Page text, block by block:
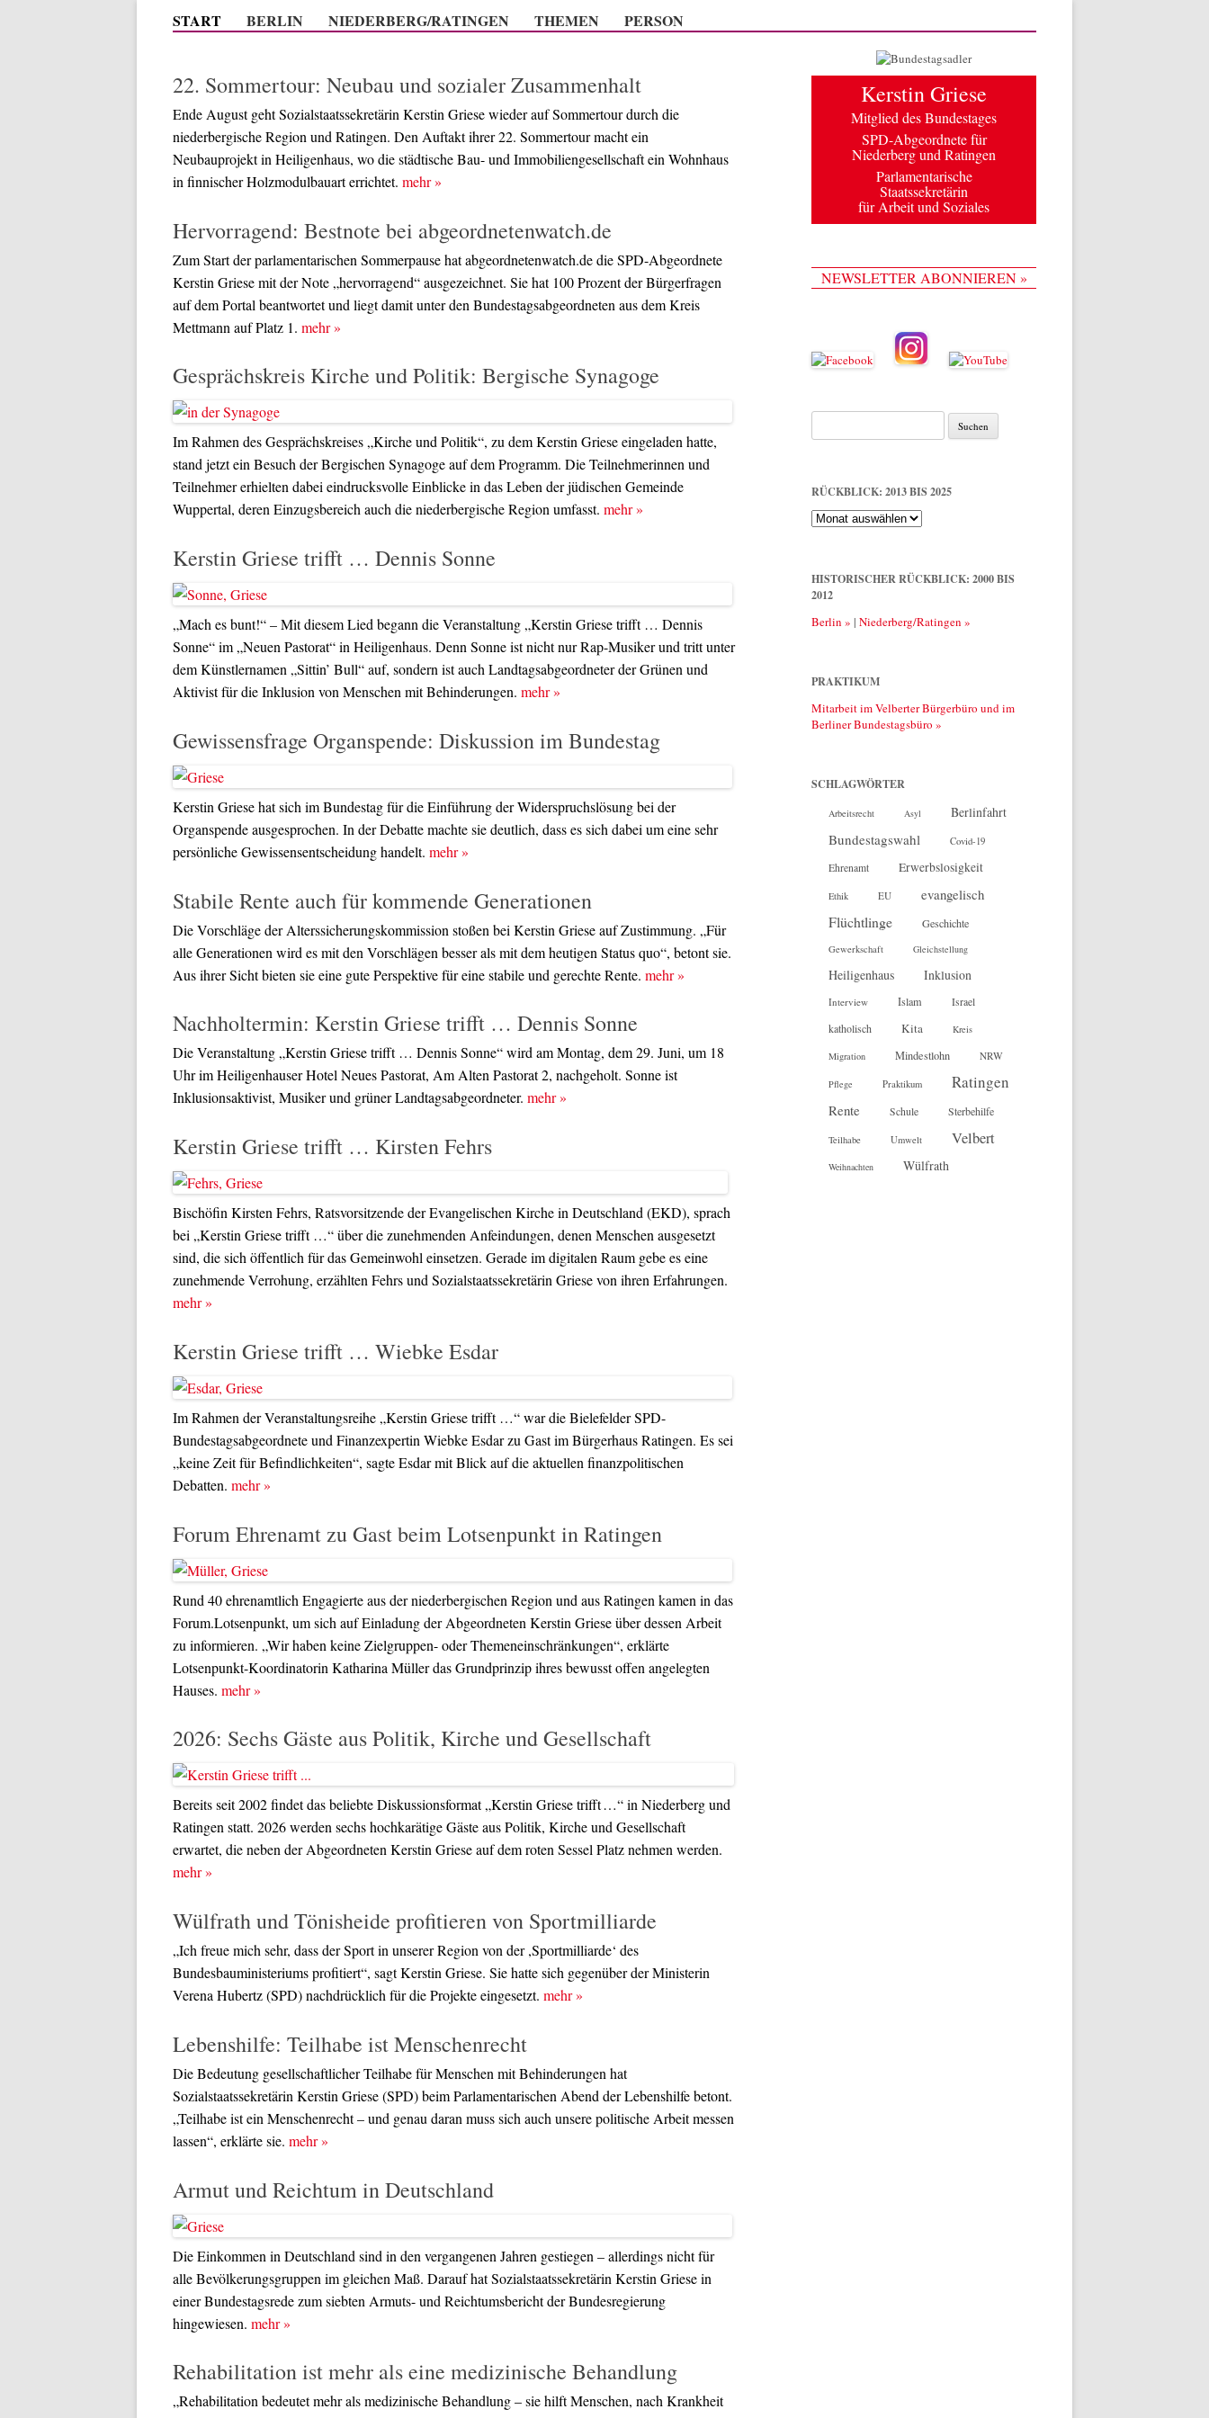
Zum Inhalt springen
START BERLIN NIEDERBERG/RATINGEN THEMEN PERSON
22. Sommertour: Neubau und sozialer Zusammenhalt
Ende August geht Sozialstaatssekretärin Kerstin Griese wieder auf Sommertour durch die
niederbergische Region und Ratingen. Den Auftakt ihrer 22. Sommertour macht ein
Neubauprojekt in Heiligenhaus, wo die städtische Bau- und Immobiliengesellschaft ein Wohnhaus
in finnischer Holzmodulbauart errichtet. mehr»
Hervorragend: Bestnote bei abgeordnetenwatch.de
Zum Start der parlamentarischen Sommerpause hat abgeordnetenwatch.de die SPD-Abgeordnete
Kerstin Griese mit der Note „hervorragend“ ausgezeichnet. Sie hat 100 Prozent der Bürgerfragen
auf dem Portal beantwortet und liegt damit unter den Bundestagsabgeordneten aus dem Kreis
Mettmann auf Platz 1. mehr»
Gesprächskreis Kirche und Politik: Bergische Synagoge
Im Rahmen des Gesprächskreises „Kirche und Politik“, zu dem Kerstin Griese eingeladen hatte,
stand jetzt ein Besuch der Bergischen Synagoge auf dem Programm. Die Teilnehmerinnen und
Teilnehmer erhielten dabei eindrucksvolle Einblicke in das Leben der jüdischen Gemeinde
Wuppertal, deren Einzugsbereich auch die niederbergische Region umfasst. mehr»
Kerstin Griese trifft … Dennis Sonne
„Mach es bunt!“ – Mit diesem Lied begann die Veranstaltung „Kerstin Griese trifft … Dennis
Sonne“ im „Neuen Pastorat“ in Heiligenhaus. Denn Sonne ist nicht nur Rap-Musiker und tritt unter
dem Künstlernamen „Sittin’ Bull“ auf, sondern ist auch Landtagsabgeordneter der Grünen und
Aktivist für die Inklusion von Menschen mit Behinderungen. mehr»
Gewissensfrage Organspende: Diskussion im Bundestag
Kerstin Griese hat sich im Bundestag für die Einführung der Widerspruchslösung bei der
Organspende ausgesprochen. In der Debatte machte sie deutlich, dass es sich dabei um eine sehr
persönliche Gewissensentscheidung handelt. mehr»
Stabile Rente auch für kommende Generationen
Die Vorschläge der Alterssicherungskommission stoßen bei Kerstin Griese auf Zustimmung. „Für
alle Generationen wird es mit den Vorschlägen besser als mit dem heutigen Status quo“, betont sie.
Aus ihrer Sicht bieten sie eine gute Perspektive für eine stabile und gerechte Rente. mehr»
Nachholtermin: Kerstin Griese trifft … Dennis Sonne
Die Veranstaltung „Kerstin Griese trifft … Dennis Sonne“ wird am Montag, dem 29. Juni, um 18
Uhr im Heiligenhauser Hotel Neues Pastorat, Am Alten Pastorat 2, nachgeholt. Sonne ist
Inklusionsaktivist, Musiker und grüner Landtagsabgeordneter. mehr»
Kerstin Griese trifft … Kirsten Fehrs
Bischöfin Kirsten Fehrs, Ratsvorsitzende der Evangelischen Kirche in Deutschland (EKD), sprach
bei „Kerstin Griese trifft …“ über die zunehmenden Anfeindungen, denen Menschen ausgesetzt
sind, die sich öffentlich für das Gemeinwohl einsetzen. Gerade im digitalen Raum gebe es eine
zunehmende Verrohung, erzählten Fehrs und Sozialstaatssekretärin Griese von ihren Erfahrungen.
mehr»
Kerstin Griese trifft … Wiebke Esdar
Im Rahmen der Veranstaltungsreihe „Kerstin Griese trifft …“ war die Bielefelder SPD-
Bundestagsabgeordnete und Finanzexpertin Wiebke Esdar zu Gast im Bürgerhaus Ratingen. Es sei
„keine Zeit für Befindlichkeiten“, sagte Esdar mit Blick auf die aktuellen finanzpolitischen
Debatten. mehr»
Forum Ehrenamt zu Gast beim Lotsenpunkt in Ratingen
Rund 40 ehrenamtlich Engagierte aus der niederbergischen Region und aus Ratingen kamen in das
Forum.Lotsenpunkt, um sich auf Einladung der Abgeordneten Kerstin Griese über dessen Arbeit
zu informieren. „Wir haben keine Zielgruppen- oder Themeneinschränkungen“, erklärte
Lotsenpunkt-Koordinatorin Katharina Müller das Grundprinzip ihres bewusst offen angelegten
Hauses. mehr»
2026: Sechs Gäste aus Politik, Kirche und Gesellschaft
Bereits seit 2002 findet das beliebte Diskussionsformat „Kerstin Griese trifft …“ in Niederberg und
Ratingen statt. 2026 werden sechs hochkarätige Gäste aus Politik, Kirche und Gesellschaft
erwartet, die neben der Abgeordneten Kerstin Griese auf dem roten Sessel Platz nehmen werden.
mehr»
Wülfrath und Tönisheide profitieren von Sportmilliarde
„Ich freue mich sehr, dass der Sport in unserer Region von der ,Sportmilliarde‘ des
Bundesbauministeriums profitiert“, sagt Kerstin Griese. Sie hatte sich gegenüber der Ministerin
Verena Hubertz (SPD) nachdrücklich für die Projekte eingesetzt. mehr»
Lebenshilfe: Teilhabe ist Menschenrecht
Die Bedeutung gesellschaftlicher Teilhabe für Menschen mit Behinderungen hat
Sozialstaatssekretärin Kerstin Griese (SPD) beim Parlamentarischen Abend der Lebenshilfe betont.
„Teilhabe ist ein Menschenrecht – und genau daran muss sich auch unsere politische Arbeit messen
lassen“, erklärte sie. mehr»
Armut und Reichtum in Deutschland
Die Einkommen in Deutschland sind in den vergangenen Jahren gestiegen – allerdings nicht für
alle Bevölkerungsgruppen im gleichen Maß. Darauf hat Sozialstaatssekretärin Kerstin Griese in
einer Bundestagsrede zum siebten Armuts- und Reichtumsbericht der Bundesregierung
hingewiesen. mehr»
Rehabilitation ist mehr als eine medizinische Behandlung
„Rehabilitation bedeutet mehr als medizinische Behandlung – sie hilft Menschen, nach Krankheit
Kerstin Griese
Mitglied des Bundestages
SPD-Abgeordnete für
Niederberg und Ratingen
Parlamentarische
Staatssekretärin
für Arbeit und Soziales
NEWSLETTER ABONNIEREN »
Suche
nach:
RÜCKBLICK: 2013 BIS 2025
Rückblick:
2013
HISTORISCHER RÜCKBLICK: 2000 BIS
2012
Berlin » | Niederberg/Ratingen »
PRAKTIKUM
Mitarbeit im Velberter Bürgerbüro und im
Berliner Bundestagsbüro »
SCHLAGWÖRTER
Arbeitsrecht Asyl Berlinfahrt
Bundestagswahl Covid-19
Ehrenamt Erwerbslosigkeit
Ethik EU evangelisch
Flüchtlinge Geschichte
Gewerkschaft Gleichstellung
Heiligenhaus Inklusion
Interview Islam Israel
katholisch Kita Kreis
Migration Mindestlohn NRW
Pflege Praktikum Ratingen
Rente Schule Sterbehilfe
Teilhabe Umwelt Velbert
Weihnachten Wülfrath